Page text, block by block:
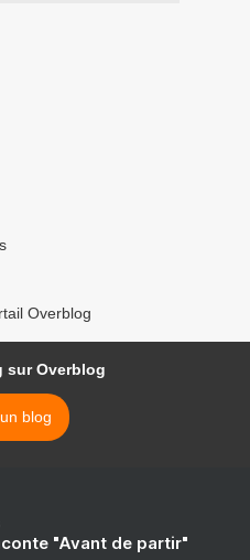
Overblog
sur Overblog
blog
"Avant de partir"